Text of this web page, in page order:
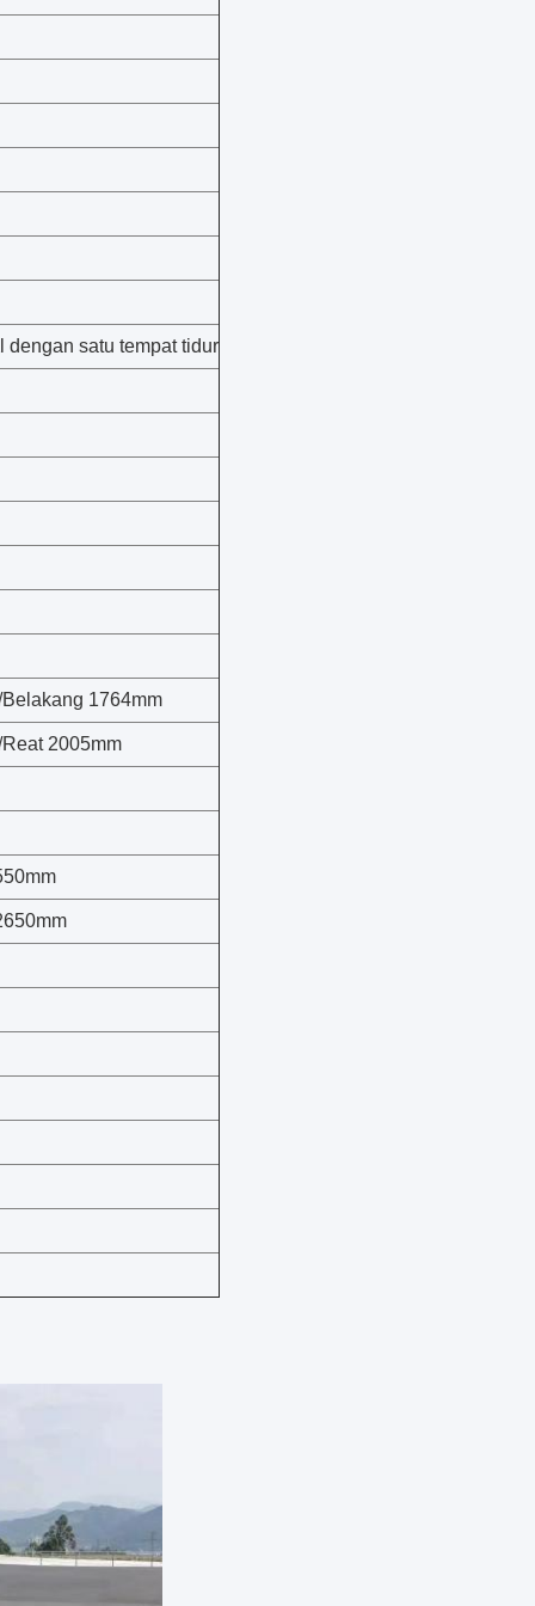
dengan satu tempat tidur
1764mm
2005mm